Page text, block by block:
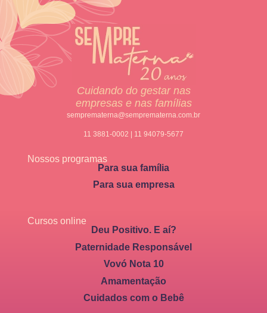
Cuidando do gestar nas
empresas e nas famílias
semprematerna@semprematerna.com.br
11 3881-0002 | 11 94079-5677
Nossos programas
Para sua família
Para sua empresa
Cursos online
Deu Positivo. E aí?
Paternidade Responsável
Vovó Nota 10
Amamentação
Cuidados com o Bebê